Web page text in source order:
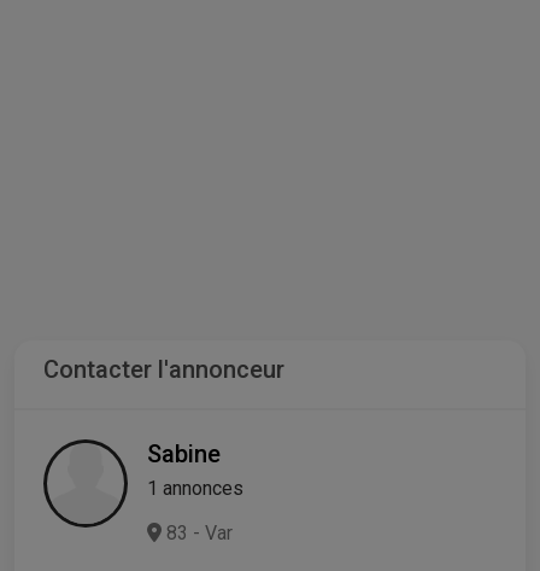
Contacter l'annonceur
Sabine
1 annonces
83 - Var